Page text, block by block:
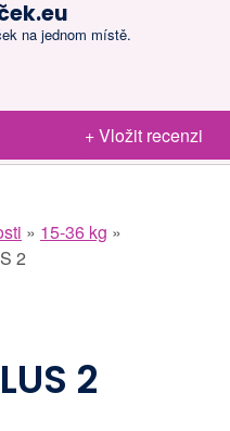
na jednom místě.
+ Vložit recenzi
» 15-36 kg »
2
2